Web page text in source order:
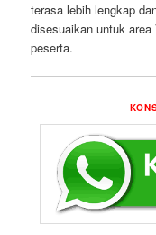
terasa lebih lengkap
disesuaikan untuk
peserta.